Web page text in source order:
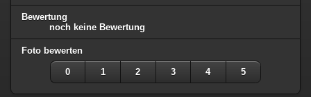
Bewertung
noch keine Bewertung
Foto bewerten
0 1 2 3 4 5